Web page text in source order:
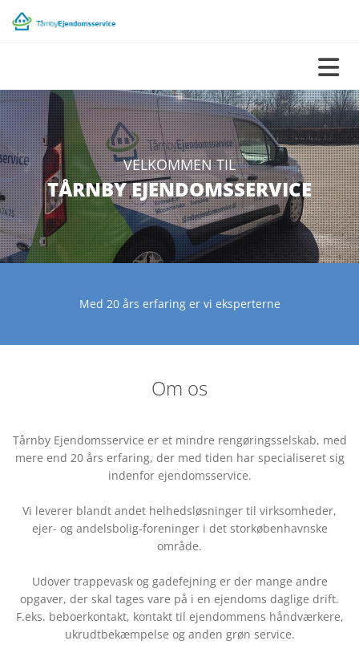
VELKOMMEN TIL
TÅRNBY EJENDOMSSERVICE
Med 20 års erfaring er vi eksperterne
Om os
Tårnby Ejendomsservice er et mindre rengøringsselskab, med
mere end 20 års erfaring, der med tiden har specialiseret sig
indenfor ejendomsservice.
Vi leverer blandt andet helhedsløsninger til virksomheder,
ejer- og andelsbolig-foreninger i det storkøbenhavnske
område.
Udover trappevask og gadefejning er der mange andre
opgaver, der skal tages vare på i en ejendoms daglige drift.
F.eks. beboerkontakt, kontakt til ejendommens håndværkere,
ukrudtbekæmpelse og anden grøn service.